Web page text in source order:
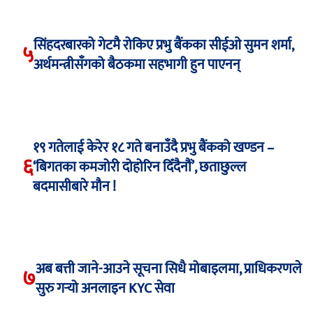
५सिंहदरबारको गेटमै रोकिए प्रभु बैंकका सीईओ सुमन शर्मा,
अर्थमन्त्रीसँगको बैठकमा सहभागी हुन पाएनन्
६
१९ गतेलाई केरेर १८ गते बनाउँदै प्रभु बैंकको खण्डन –
‘बिगतका कमजोरी दोहोरिन दिँदैनौं’, छताछुल्ल
बदमासीबारे मौन !
७अब बत्ती जाने-आउने सूचना सिधै मोबाइलमा, प्राधिकरणले
सुरु गर्‍यो अनलाइन KYC सेवा